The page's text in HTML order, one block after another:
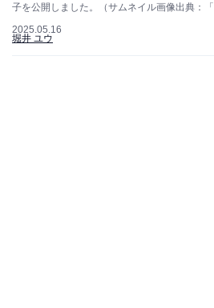
子を公開しました。（サムネイル画像出典：「
2025.05.16
堀井 ユウ